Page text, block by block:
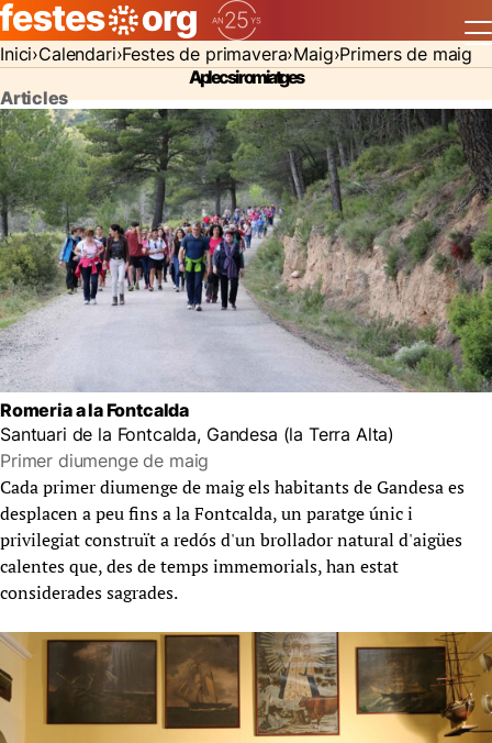
Inici Calendari Festes de primavera Maig Primers de maig
Aplecs i romiatges
Articles
Romeria a la Fontcalda
Santuari de la Fontcalda, Gandesa (la Terra Alta)
Primer diumenge de maig
Cada primer diumenge de maig els habitants de Gandesa es
desplacen a peu fins a la Fontcalda, un paratge únic i
privilegiat construït a redós d'un brollador natural d'aigües
calentes que, des de temps immemorials, han estat
considerades sagrades.